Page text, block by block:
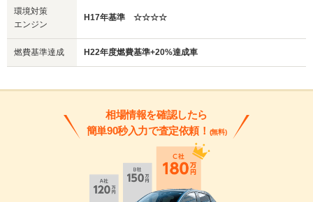
環境対策
エンジン
H17年基準 ☆☆☆☆
燃費基準達成 H22年度燃費基準+20%達成車
相場情報を確認したら
簡単90秒入力で査定依頼！ (無料)